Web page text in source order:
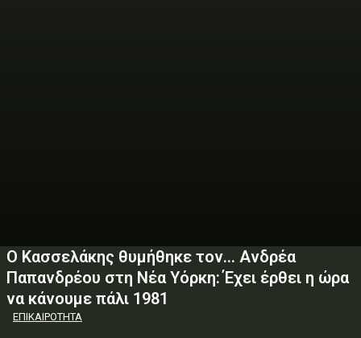
Ο Κασσελάκης θυμήθηκε τον… Ανδρέα
Παπανδρέου στη Νέα Υόρκη: Έχει έρθει η ώρα
να κάνουμε πάλι 1981
ΕΠΙΚΑΙΡΟΤΗΤΑ